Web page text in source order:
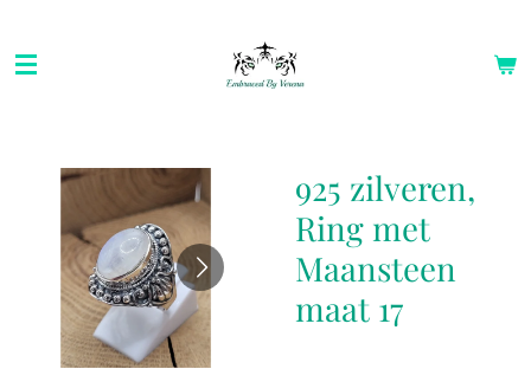
direct
naar
925 zilveren,
Ring met
Maansteen
maat 17